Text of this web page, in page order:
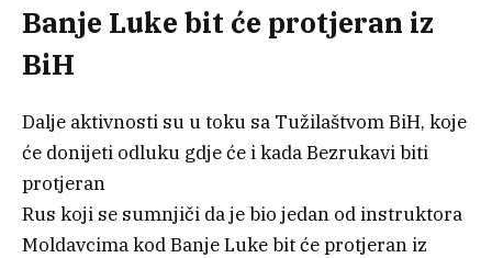
Banje Luke bit će protjeran iz
BiH
Dalje aktivnosti su u toku sa Tužilaštvom BiH, koje
će donijeti odluku gdje će i kada Bezrukavi biti
protjeran
Rus koji se sumnjiči da je bio jedan od instruktora
Moldavcima kod Banje Luke bit će protjeran iz